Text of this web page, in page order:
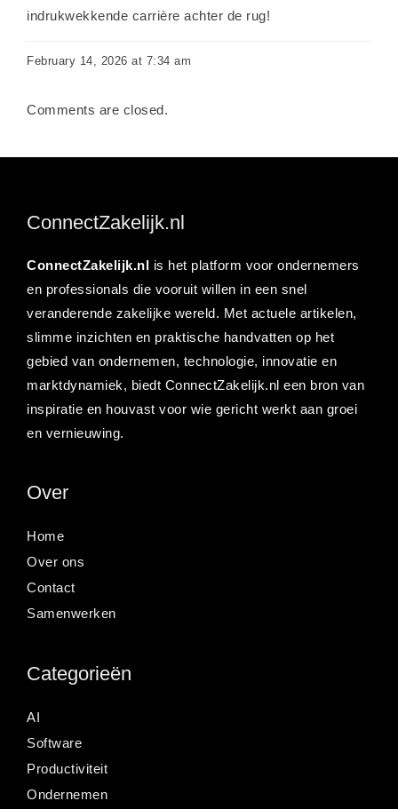
indrukwekkende carrière achter de rug!
February 14, 2026 at 7:34 am
Comments are closed.
ConnectZakelijk.nl
ConnectZakelijk.nl is het platform voor ondernemers
en professionals die vooruit willen in een snel
veranderende zakelijke wereld. Met actuele artikelen,
slimme inzichten en praktische handvatten op het
gebied van ondernemen, technologie, innovatie en
marktdynamiek, biedt ConnectZakelijk.nl een bron van
inspiratie en houvast voor wie gericht werkt aan groei
en vernieuwing.
Over
Home
Over ons
Contact
Samenwerken
Categorieën
AI
Software
Productiviteit
Ondernemen